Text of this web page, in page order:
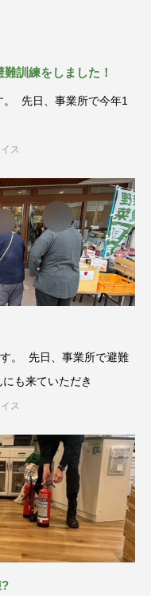
訓練をしました！
。 先日、事業所で今年1
コプレイス
。 先日、事業所で避難
も来ていただき
コプレイス
?